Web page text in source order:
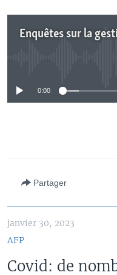
0:00
Partager
janvier 30, 2023
AFP
Covid: de